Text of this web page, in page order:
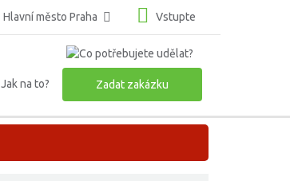
Hlavní město Praha Vstupte
Jak na to? Zadat zakázku